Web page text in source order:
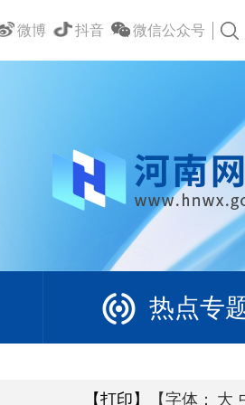
微信公众号
抖音
微博
热点专
【打印】 【字体： 大